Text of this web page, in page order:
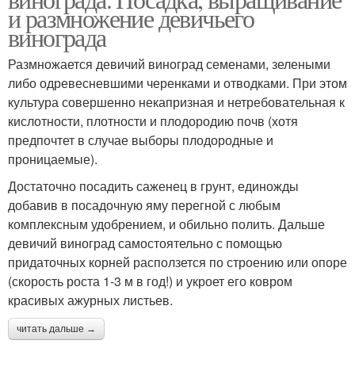
и размножение девичьего
винограда
Размножается девичий виноград семенами, зелеными
либо одревесневшими черенками и отводками. При этом
культура совершенно некапризная и нетребовательная к
кислотности, плотности и плодородию почв (хотя
предпочтет в случае выборы плодородные и
проницаемые).
Достаточно посадить саженец в грунт, единожды
добавив в посадочную яму перегной с любым
комплексным удобрением, и обильно полить. Дальше
девичий виноград самостоятельно с помощью
придаточных корней расползется по строению или опоре
(скорость роста 1-3 м в год!) и укроет его ковром
красивых ажурных листьев.
читать дальше →